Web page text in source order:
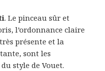
. Le pinceau sûr et
l’ordonnance claire
présente et la
sont les
style de Vouet.